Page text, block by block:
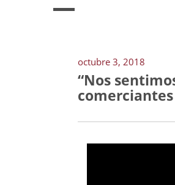
octubre 3, 2018
“Nos
comerciantes